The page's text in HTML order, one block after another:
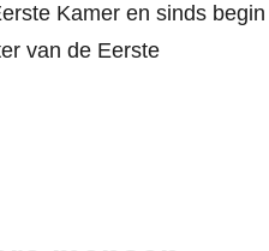
Kamer en sinds begin
van de Eerste